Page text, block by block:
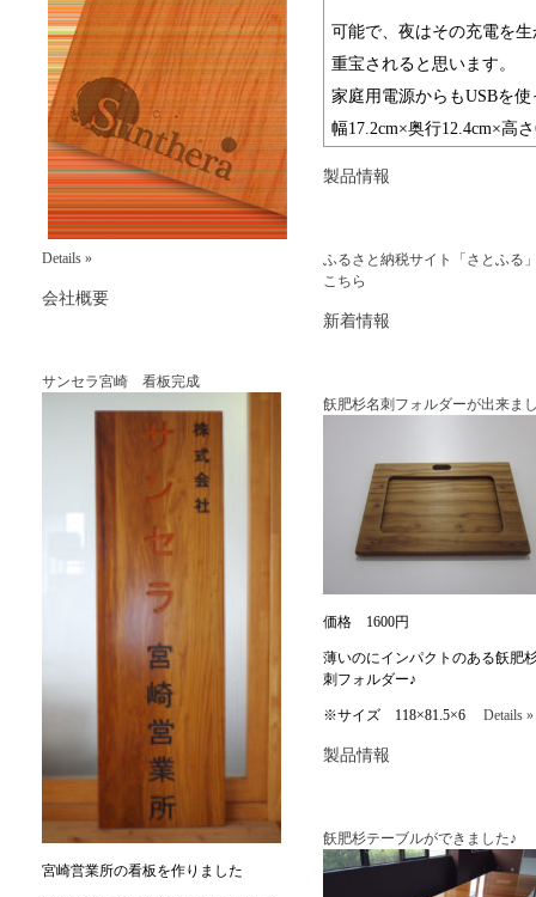
Details »
会社概要
可能で、夜はその充電を
重宝されると思います。
家庭用電源からもUSBを
幅17.2cm×奥行12.4cm×高
製品情報
ふるさと納税サイト「さとふる
こちら
新着情報
サンセラ宮崎 看板完成
宮崎営業所の看板を作りました
飫肥杉名刺フォルダーが出来ま
価格 1600円
薄いのにインパクトのある飫肥
刺フォルダー♪
※サイズ 118×81.5×6 Details »
製品情報
飫肥杉テーブルができました♪